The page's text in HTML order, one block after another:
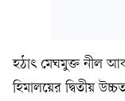
হঠাৎ মেঘমুক্ত নীল
হিমালয়ের দ্বিতীয়